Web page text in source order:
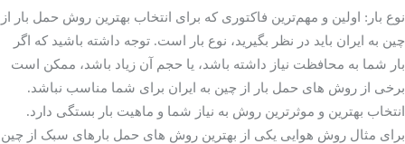
نوع بار: اولین و مهم‌ترین فاکتوری که برای انتخاب بهترین روش‌ حمل بار از
چین به ایران باید در نظر بگیرید، نوع بار است. توجه داشته باشید که اگر
بار شما به محافظت نیاز داشته باشد، یا حجم آن زیاد باشد، ممکن است
برخی از روش ‌های حمل بار از چین به ایران برای شما مناسب نباشد.
انتخاب بهترین و موثرترین روش به نیاز شما و ماهیت بار بستگی دارد.
برای مثال روش هوایی یکی از بهترین روش ‌های حمل بار‌های سبک از چین